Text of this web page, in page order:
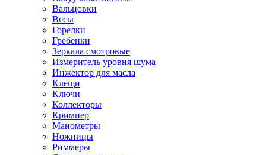
Вальцовки
Весы
Горелки
Гребенки
Зеркала смотровые
Измеритель уровня шума
Инжектор для масла
Клещи
Ключи
Коллекторы
Кримпер
Манометры
Ножницы
Риммеры